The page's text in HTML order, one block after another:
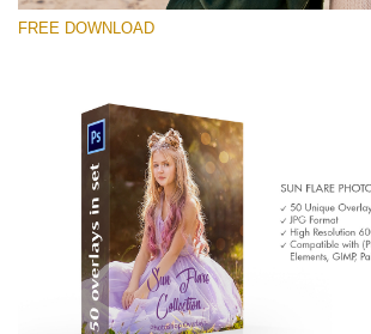
Large 6000*4000px
Large 6000*4000px
Entire Collection
(1783 Overlays)
Large 6000*4000px
Stažení zdarma
FREE DOWNLOAD